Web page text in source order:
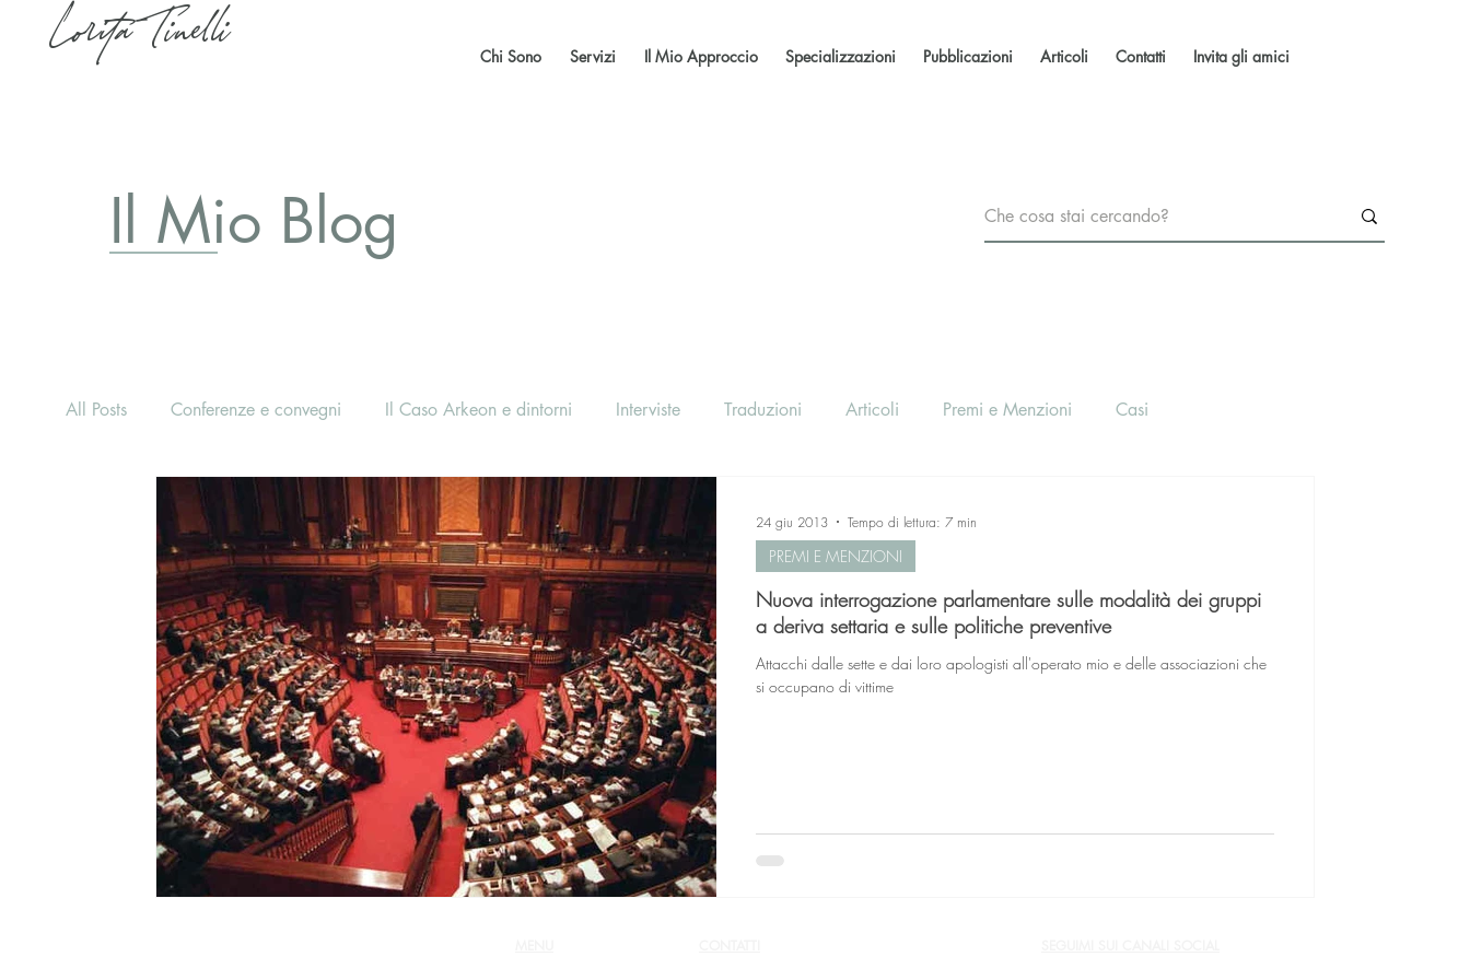
Lorita Tinelli Chi Sono Servizi Il Mio Approccio Specializzazioni Pubblicazioni Articoli Contatti Invita gli amici
Il Mio Blog
All Posts Conferenze e convegni Il Caso Arkeon e dintorni Interviste Traduzioni Articoli Premi e Menzioni Casi
Ripercussioni Articoli in inglese
Nuova interrogazione parlamentare sulle modalità dei gruppi
a deriva settaria e sulle politiche preventive
Attacchi dalle sette e dai loro apologisti all'operato mio e delle associazioni che
si occupano di vittime
PREMI E MENZIONI
24 giu 2013 Tempo di lettura: 7 min